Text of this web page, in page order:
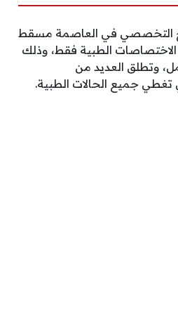
التخصصي في العاصمة مسقط
2015 ببعض الاختصاصات الطبية فقط، وذلك
وتطلق العديد من
جميع الحالات الطبية.